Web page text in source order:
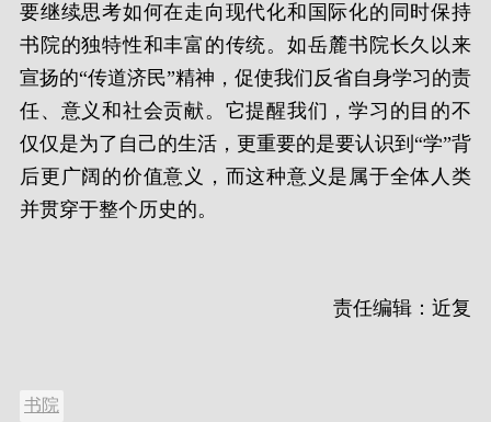
要继续思考如何在走向现代化和国际化的同时保持
书院的独特性和丰富的传统。如岳麓书院长久以来
宣扬的“传道济民”精神，促使我们反省自身学习的责
任、意义和社会贡献。它提醒我们，学习的目的不
仅仅是为了自己的生活，更重要的是要认识到“学”背
后更广阔的价值意义，而这种意义是属于全体人类
并贯穿于整个历史的。
责任编辑：近复
书院